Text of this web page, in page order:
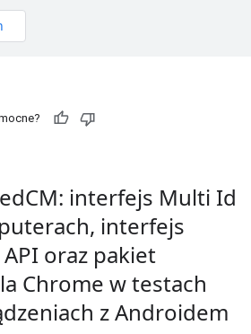
CM: interfejs Multi Id
, interfejs
oraz pakiet
Chrome w testach
z Androidem